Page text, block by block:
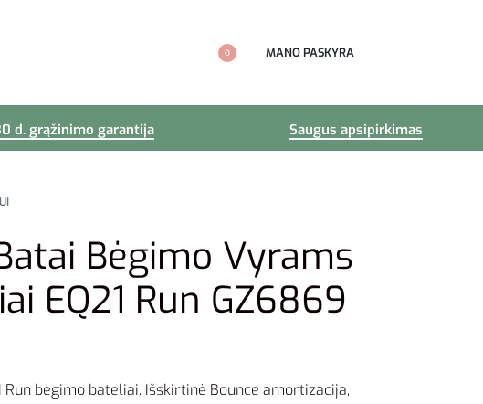
0 MANO PASKYRA
d. grąžinimo garantija Saugus apsipirkimas
Bėgimo Vyrams
EQ21 Run GZ6869
Run bėgimo bateliai. Išskirtinė Bounce amortizacija,